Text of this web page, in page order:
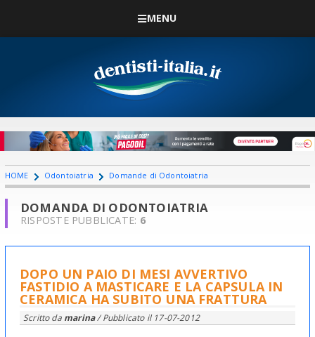
MENU
HOME Odontoiatria Domande di Odontoiatria
DOMANDA DI ODONTOIATRIA
RISPOSTE PUBBLICATE: 6
DOPO UN PAIO DI MESI AVVERTIVO
FASTIDIO A MASTICARE E LA CAPSULA IN
CERAMICA HA SUBITO UNA FRATTURA
Scritto da marina/ Pubblicato il 17-07-2012